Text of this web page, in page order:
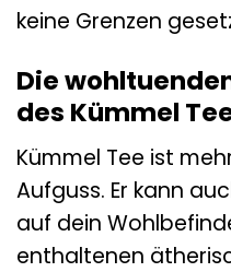
keine Grenzen
Die
des Kümmel
Kümmel Tee ist
Aufguss. Er kann
auf dein
enthaltenen